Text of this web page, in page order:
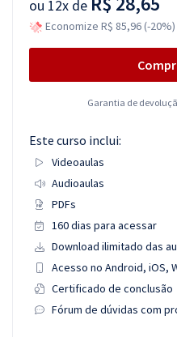
ou 12x de
Economize R$ 85,96 (-20%)
Garantia de
Este curso inclui:
Videoaulas
Audioaulas
PDFs
160 dias para acessar
Download ilimitado das
Acesso no Android, iOS,
Certificado de conclusão
Fórum de dúvidas com